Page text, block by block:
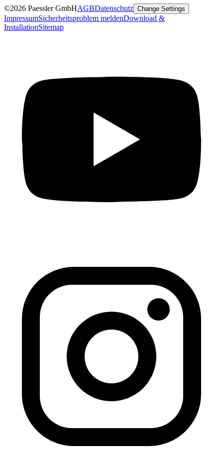
©2026 Paessler GmbHAGBDatenschutz Change Settings
ImpressumSicherheitsproblem meldenDownload &
InstallationSitemap